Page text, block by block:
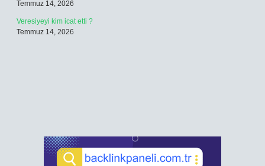
Temmuz 14, 2026
Veresiyeyi kim icat etti ?
Temmuz 14, 2026